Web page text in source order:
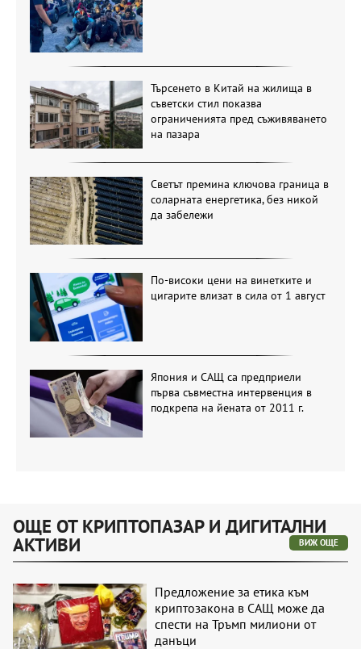
Търсенето в Китай на жилища в
съветски стил показва
ограниченията пред съживяването
на пазара
Светът премина ключова граница в
соларната енергетика, без никой
да забележи
По-високи цени на винетките и
цигарите влизат в сила от 1 август
Япония и САЩ са предприели
първа съвместна интервенция в
подкрепа на йената от 2011 г.
ОЩЕ ОТ КРИПТОПАЗАР И ДИГИТАЛНИ
АКТИВИ ВИЖ ОЩЕ
Предложение за етика към
криптозакона в САЩ може да
спести на Тръмп милиони от
данъци